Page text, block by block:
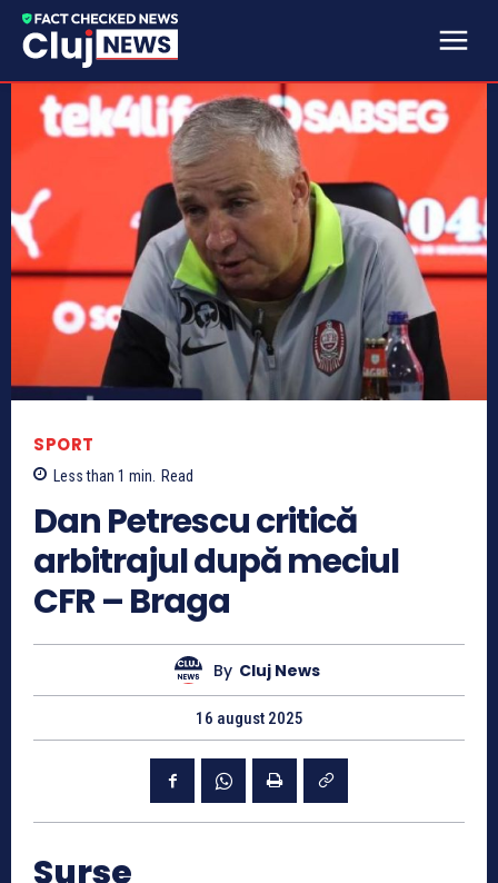
SPORT
Less than 1 min. Read
Dan Petrescu critică
arbitrajul după meciul
CFR – Braga
By Cluj News
16 august 2025
Surse